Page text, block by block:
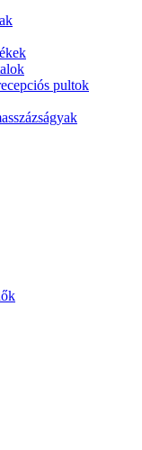
pultok